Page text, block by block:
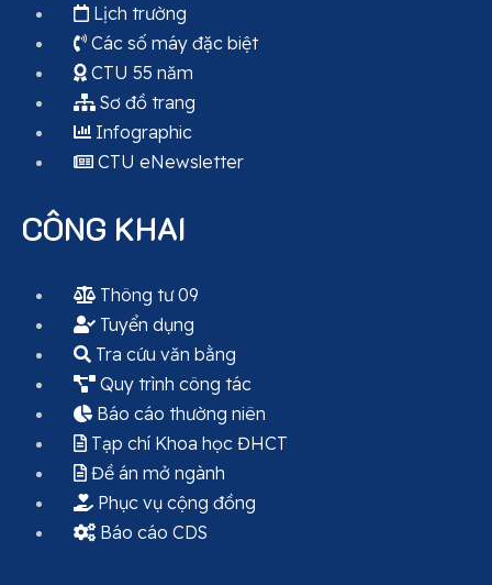
Lịch trường
Các số máy đặc biệt
CTU 55 năm
Sơ đồ trang
Infographic
CTU eNewsletter
CÔNG KHAI
Thông tư 09
Tuyển dụng
Tra cứu văn bằng
Quy trình công tác
Báo cáo thường niên
Tạp chí Khoa học ĐHCT
Đề án mở ngành
Phục vụ cộng đồng
Báo cáo CDS